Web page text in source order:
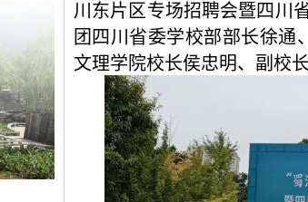
川东片区专场招聘会暨四川
团四川省委学校部部长徐通
文理学院校长侯忠明、副校